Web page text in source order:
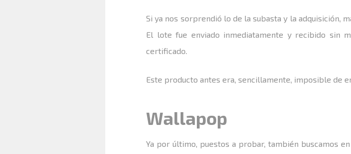
Si ya nos sorprendió lo de la subasta y la adquisición,
El lote fue enviado inmediatamente y recibido sin
certificado.
Este producto antes era, sencillamente, imposible de
Wallapop
Ya por último, puestos a probar, también buscamos